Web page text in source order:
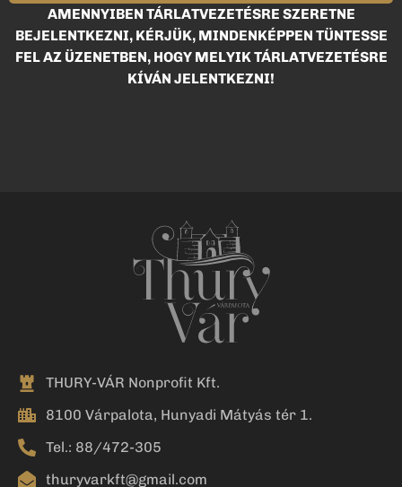
AMENNYIBEN TÁRLATVEZETÉSRE SZERETNE
BEJELENTKEZNI, KÉRJÜK, MINDENKÉPPEN TÜNTESSE
FEL AZ ÜZENETBEN, HOGY MELYIK TÁRLATVEZETÉSRE
KÍVÁN JELENTKEZNI!
THURY-VÁR Nonprofit Kft.
8100 Várpalota, Hunyadi Mátyás tér 1.
Tel.: 88/472-305
thuryvarkft@gmail.com